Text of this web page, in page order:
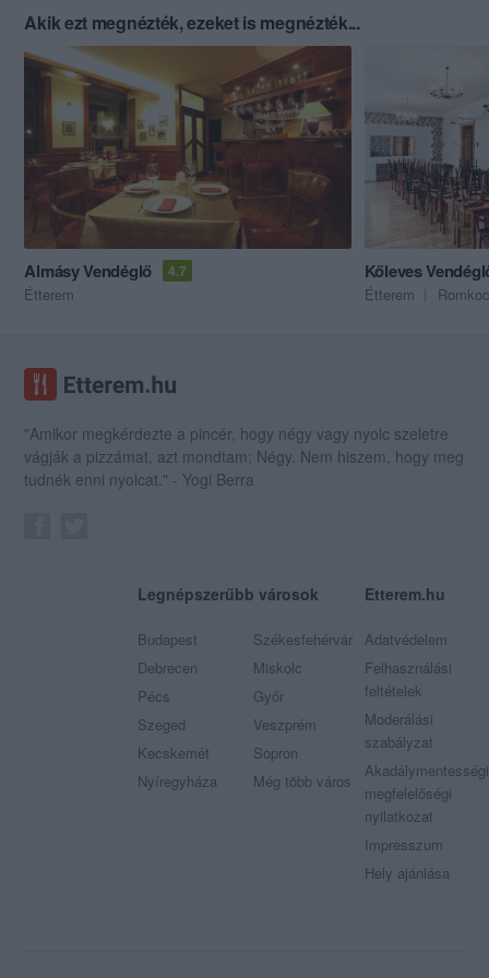
Akik ezt megnézték, ezeket is megnézték...
Almásy Vendéglő 4.7
Étterem
Kőleves
Étterem
"Amikor megkérdezte a pincér, hogy négy vagy nyolc szeletre
vágják a pizzámat, azt mondtam; Négy. Nem hiszem, hogy meg
tudnék enni nyolcat." - Yogi Berra
Legnépszerűbb városok
Budapest
Debrecen
Pécs
Szeged
Kecskemét
Nyíregyháza
Székesfehérvár
Miskolc
Győr
Veszprém
Sopron
Még több város
Etterem.hu
Adatvédelem
Felhasználási
feltételek
Moderálási
szabályzat
Akadálymentességi
megfelelőségi
nyilatkozat
Impresszum
Hely ajánlása